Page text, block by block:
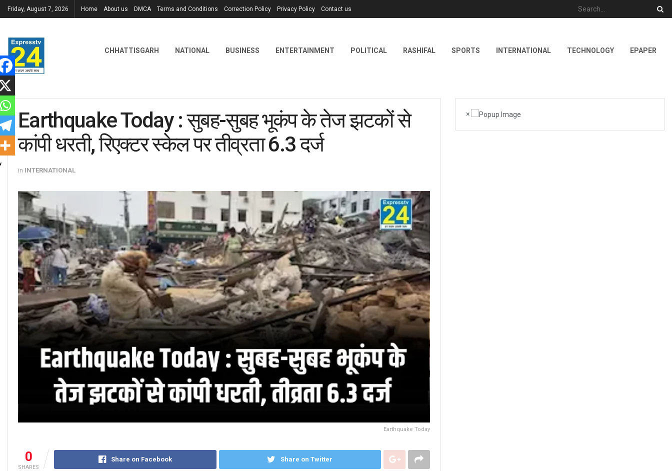
Friday, August 7, 2026 Home About us DMCA Terms and Conditions Correction Policy Privacy Policy Contact us
CHHATTISGARH NATIONAL BUSINESS ENTERTAINMENT POLITICAL RASHIFAL SPORTS INTERNATIONAL TECHNOLOGY EPAPER
Earthquake Today : सुबह-सुबह भूकंप के तेज झटकों से
कांपी धरती, रिएक्टर स्केल पर तीव्रता 6.3 दर्ज
in INTERNATIONAL
Earthquake Today
0
SHARES
Share on Facebook Share on Twitter
×